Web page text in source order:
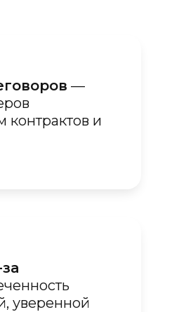
—
контрактов и
уверенной